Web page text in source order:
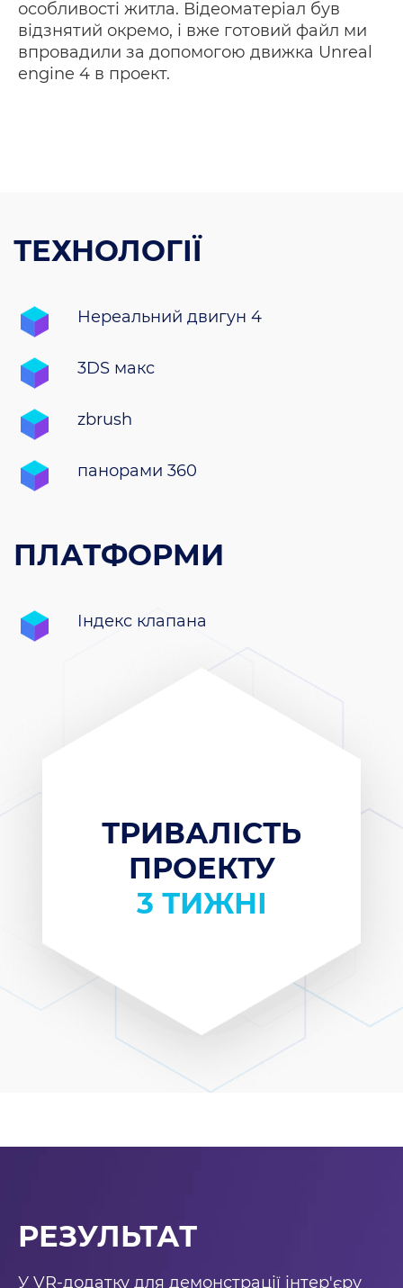
особливості житла. Відеоматеріал був
відзнятий окремо, і вже готовий файл ми
впровадили за допомогою движка Unreal
engine 4 в проект.
ТРИВАЛІСТЬ
ПРОЕКТУ
3 ТИЖНІ
ТЕХНОЛОГІЇ
Нереальний двигун 4
3DS макс
zbrush
панорами 360
ПЛАТФОРМИ
Індекс клапана
РЕЗУЛЬТАТ
У VR-додатку для демонстрації інтер'єру